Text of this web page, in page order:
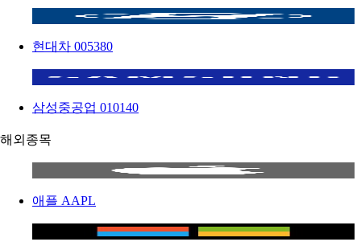
현대차 005380
삼성중공업 010140
해외종목
애플 AAPL